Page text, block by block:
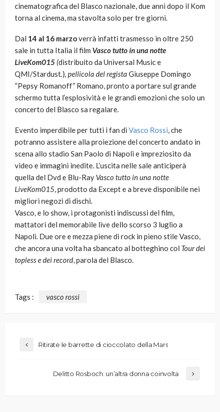
cinematografica del Blasco nazionale, due anni dopo il Kom
torna al cinema, ma stavolta solo per tre giorni.
Dal 14 al 16 marzoverrà infatti trasmesso in oltre 250
sale in tutta Italia il film Vasco tutto in una notte
LiveKom015 (distribuito da Universal Music e
QMI/Stardust.), pellicola del regista Giuseppe Domingo
“Pepsy Romanoff” Romano, pronto a portare sul grande
schermo tutta l’esplosività e le grandi emozioni che solo un
concerto del Blasco sa regalare.
Evento imperdibile per tutti i fan di Vasco Rossi, che
potranno assistere alla proiezione del concerto andato in
scena allo stadio San Paolo di Napoli e impreziosito da
video e immagini inedite. L’uscita nelle sale anticiperà
quella del Dvd e Blu-Ray Vasco tutto in una notte
LiveKom015, prodotto da Except e a breve disponibile nei
migliori negozi di dischi.
Vasco, e lo show, i protagonisti indiscussi del film,
mattatori del memorabile live dello scorso 3 luglio a
Napoli. Due ore e mezza piene di rock in pieno stile Vasco,
che ancora una volta ha sbancato al botteghino col Tour dei
topless e dei record, parola del Blasco.
Tags : vasco rossi
Ritirate le barrette di cioccolato della Mars
Delitto Rosboch: un’altra donna coinvolta